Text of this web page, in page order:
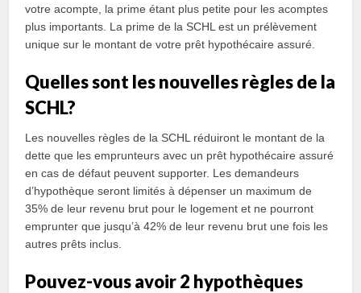
votre acompte, la prime étant plus petite pour les acomptes
plus importants. La prime de la SCHL est un prélèvement
unique sur le montant de votre prêt hypothécaire assuré.
Quelles sont les nouvelles règles de la
SCHL?
Les nouvelles règles de la SCHL réduiront le montant de la
dette que les emprunteurs avec un prêt hypothécaire assuré
en cas de défaut peuvent supporter. Les demandeurs
d’hypothèque seront limités à dépenser un maximum de
35% de leur revenu brut pour le logement et ne pourront
emprunter que jusqu’à 42% de leur revenu brut une fois les
autres prêts inclus.
Pouvez-vous avoir 2 hypothèques